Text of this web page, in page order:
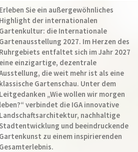
Erleben Sie ein außergewöhnliches
Highlight der internationalen
Gartenkultur: die Internationale
Gartenausstellung 2027. Im Herzen des
Ruhrgebiets entfaltet sich im Jahr 2027
eine einzigartige, dezentrale
die weit mehr ist als eine
klassische Gartenschau. Unter dem
Leitgedanken „Wie wollen wir morgen
leben?“ verbindet die IGA innovative
Landschaftsarchitektur, nachhaltige
und beeindruckende
Gartenkunst zu einem inspirierenden
Gesamterlebnis.